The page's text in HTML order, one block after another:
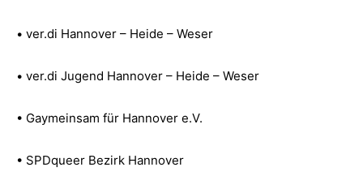
• ver.di Hannover – Heide – Weser
• ver.di Jugend Hannover – Heide – Weser
• Gaymeinsam für Hannover e.V.
• SPDqueer Bezirk Hannover